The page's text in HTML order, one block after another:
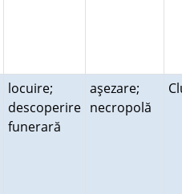
locuire;
descoperire
funerară
aşezare;
necropolă